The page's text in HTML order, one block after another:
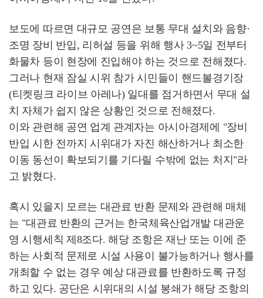
보도에 따르면 대규모 공연은 보통 무대 설치와 음향·
조명 장비 반입, 리허설 등을 위해 행사 3~5일 전부터
화물차 등이 현장에 진입해야 하는 것으로 전해졌다.
그러나 현재 잠실 시위 참가 시민들이 핸드볼경기장
(티켓링크 라이브 아레나) 일대를 점거하면서 무대 설
치 자체가 쉽지 않은 상황인 것으로 전해졌다.
이와 관련해 공연 업계 관계자는 아시아경제에 "장비
반입 시한 전까지 시위대가 자진 해산하거나 최소한
이동 동선이 확보되기를 기다릴 수밖에 없는 처지"라
고 밝혔다.
혹시 있을지 모르는 대관료 반환 문제와 관련해 매체
는 "대관료 반환의 근거는 한국체육산업개발 대관운
영 시행세칙 제8조다. 해당 조항은 재난 또는 이에 준
하는 사회적 문제로 시설 사용이 불가능하거나 행사를
개최할 수 없는 경우 예상 대관료를 반환하도록 규정
하고 있다. 공단은 시위대의 시설 봉쇄가 해당 조항의